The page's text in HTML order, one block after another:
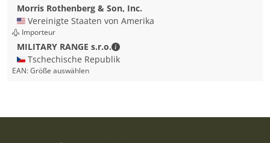
Morris Rothenberg & Son, Inc.
🇺🇸 Vereinigte Staaten von Amerika
Importeur
MILITARY RANGE s.r.o.
MILITARY RANGE s.r.o. -
🇨🇿 Tschechische Republik
EAN:Größe auswählen